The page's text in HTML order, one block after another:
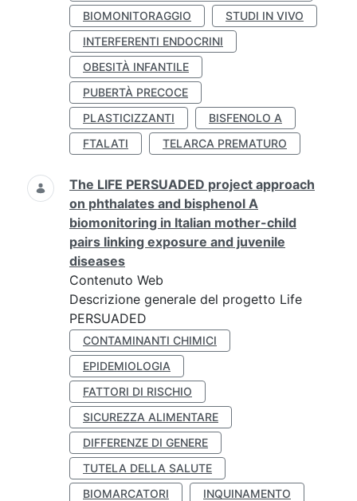
BIOMONITORAGGIO
STUDI IN VIVO
INTERFERENTI ENDOCRINI
OBESITÀ INFANTILE
PUBERTÀ PRECOCE
PLASTICIZZANTI
BISFENOLO A
FTALATI
TELARCA PREMATURO
The LIFE PERSUADED project approach
on phthalates and bisphenol A
biomonitoring in Italian mother-child
pairs linking exposure and juvenile
diseases
Contenuto Web
Descrizione generale del progetto Life
PERSUADED
CONTAMINANTI CHIMICI
EPIDEMIOLOGIA
FATTORI DI RISCHIO
SICUREZZA ALIMENTARE
DIFFERENZE DI GENERE
TUTELA DELLA SALUTE
BIOMARCATORI
INQUINAMENTO